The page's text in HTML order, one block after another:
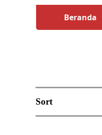
Beranda
Sort